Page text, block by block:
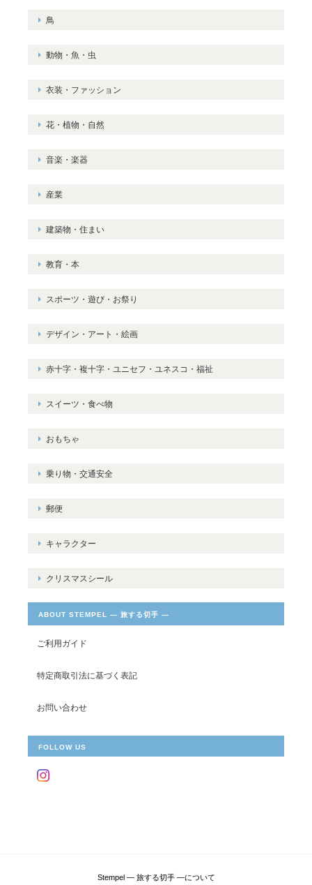
鳥
動物・魚・虫
衣装・ファッション
花・植物・自然
音楽・楽器
産業
建築物・住まい
教育・本
スポーツ・遊び・お祭り
デザイン・アート・絵画
赤十字・複十字・ユニセフ・ユネスコ・福祉
スイーツ・食べ物
おもちゃ
乗り物・交通安全
郵便
キャラクター
クリスマスシール
ABOUT STEMPEL ― 旅する切手 ―
ご利用ガイド
特定商取引法に基づく表記
お問い合わせ
FOLLOW US
Stempel ― 旅する切手 ―について